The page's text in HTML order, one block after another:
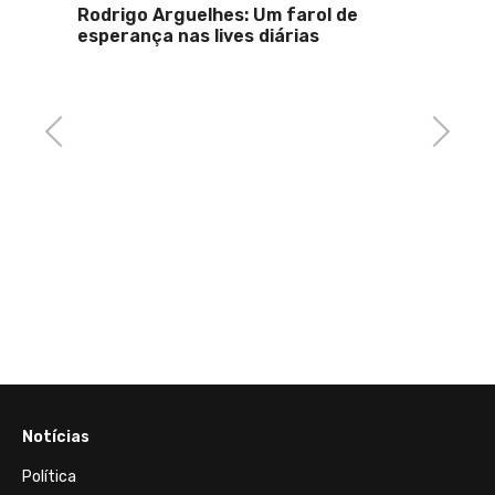
Previous
Rodrigo Arguelhes: Um farol de
esperança nas lives diárias
Next
Notícias
Política